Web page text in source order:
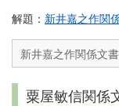
解題： 新井嘉之作関
新井嘉之作関係文
粟屋敏信関係